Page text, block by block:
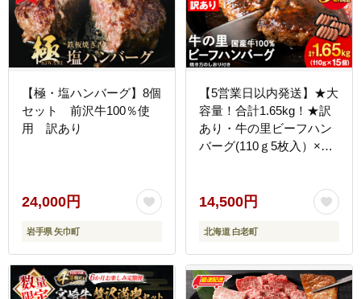
【極・塩ハンバーグ】8個
セット 前沢牛100％使
用 訳あり
24,000円
岩手県 矢巾町
【5営業日以内発送】★大
容量！合計1.65kg！★訳
あり・牛の里ビーフハン
バーグ(110ｇ5枚入）×3
14,500円
北海道 白老町